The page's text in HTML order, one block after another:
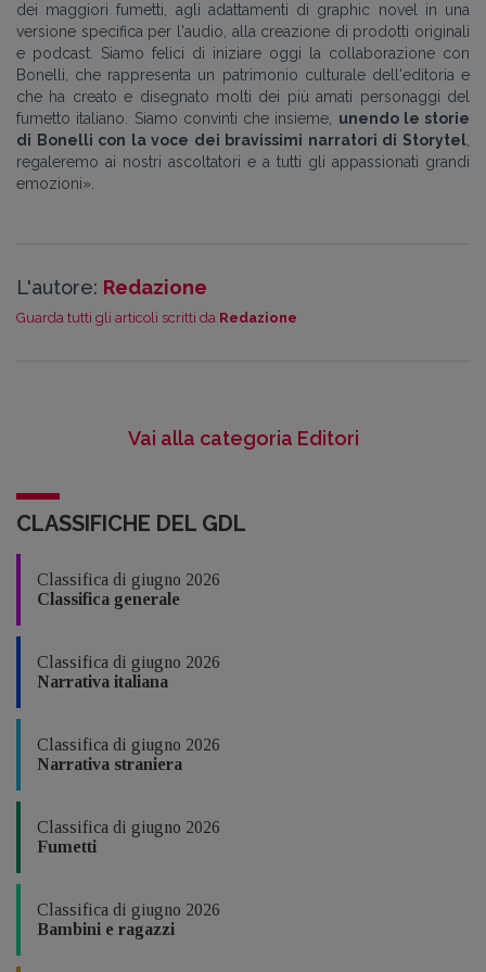
dei maggiori fumetti, agli adattamenti di graphic novel in una
versione specifica per l'audio, alla creazione di prodotti originali
e podcast. Siamo felici di iniziare oggi la collaborazione con
Bonelli, che rappresenta un patrimonio culturale dell'editoria e
che ha creato e disegnato molti dei più amati personaggi del
fumetto italiano. Siamo convinti che insieme, unendo le storie
di Bonelli con la voce dei bravissimi narratori di Storytel
regaleremo ai nostri ascoltatori e a tutti gli appassionati grandi
emozioni».
L'autore: Redazione
Guarda tutti gli articoli scritti da Redazione
Vai alla categoria Editori
CLASSIFICHE DEL GDL
Classifica di giugno 2026
Classifica generale
Classifica di giugno 2026
Narrativa italiana
Classifica di giugno 2026
Narrativa straniera
Classifica di giugno 2026
Fumetti
Classifica di giugno 2026
Bambini e ragazzi